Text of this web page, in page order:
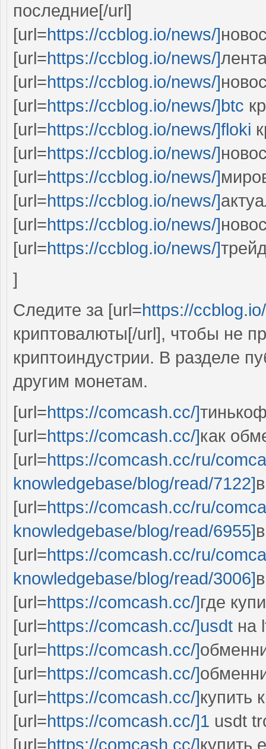
последние[/url]
[url=https://ccblog.io/news/]
[url=https://ccblog.io/news/]
[url=https://ccblog.io/news/]
[url=https://ccblog.io/news/]btc
[url=https://ccblog.io/news/]floki
[url=https://ccblog.io/news/]
[url=https://ccblog.io/news/]
[url=https://ccblog.io/news/]
[url=https://ccblog.io/news/]
[url=https://ccblog.io/news/]
]
Следите за [url=https://
криптовалюты[/url], чтобы не
криптоиндустрии. В разделе
другим монетам.
[url=https://comcash.cc/]
[url=https://comcash.cc/]как
[url=https://comcash.cc/ru/
knowledgebase/blog/read/7122]
[url=https://comcash.cc/ru/
knowledgebase/blog/read/6955]
[url=https://comcash.cc/ru/
knowledgebase/blog/read/3006]
[url=https://comcash.cc/]где
[url=https://comcash.cc/]usdt на
[url=https://comcash.cc/]
[url=https://comcash.cc/]
[url=https://comcash.cc/]купить
[url=https://comcash.cc/]1 usdt
[url=https://comcash.cc/]купить